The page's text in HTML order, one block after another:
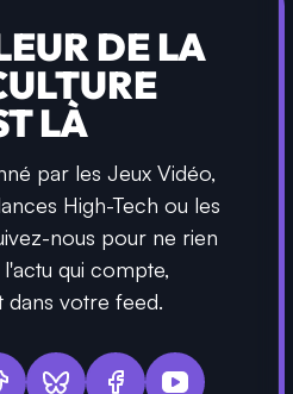
DE LA
LÀ
par les Jeux Vidéo,
High-Tech ou les
nous pour ne rien
qui compte,
dans votre feed.